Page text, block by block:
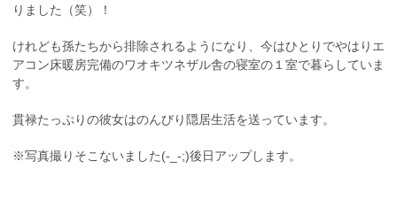
りました（笑）！
けれども孫たちから排除されるようになり、今はひとりでやはりエ
アコン床暖房完備のワオキツネザル舎の寝室の１室で暮らしていま
す。
貫禄たっぷりの彼女はのんびり隠居生活を送っています。
※写真撮りそこないました(-_-;)後日アップします。